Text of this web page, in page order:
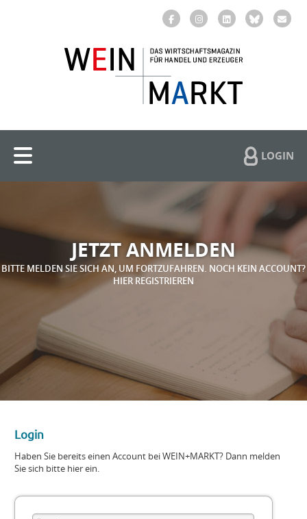
LOGIN
JETZT ANMELDEN
BITTE MELDEN SIE SICH AN, UM FORTZUFAHREN. NOCH KEIN ACCOUNT?
HIER REGISTRIEREN
Login
Haben Sie bereits einen Account bei WEIN+MARKT? Dann melden
Sie sich bitte hier ein.